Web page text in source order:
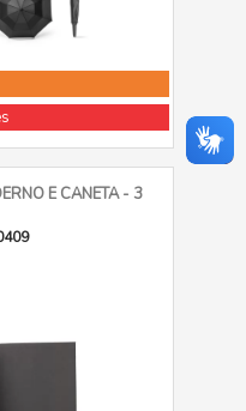
E CANETA - 3